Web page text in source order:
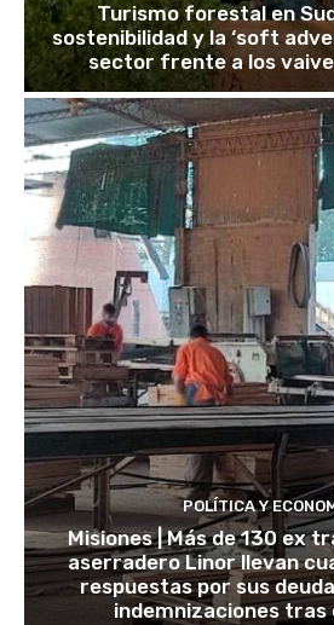
Turismo forestal en
sostenibilidad y la ‘soft
sector frente a los
POLÍTICA Y
Misiones | Más de 130 ex
aserradero Linor llevan
respuestas por sus
indemnizaciones tras